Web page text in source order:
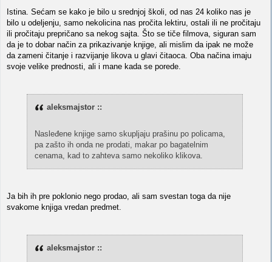
Istina. Sećam se kako je bilo u srednjoj školi, od nas 24 koliko nas je
bilo u odeljenju, samo nekolicina nas pročita lektiru, ostali ili ne pročitaju
ili pročitaju prepričano sa nekog sajta. Što se tiče filmova, siguran sam
da je to dobar način za prikazivanje knjige, ali mislim da ipak ne može
da zameni čitanje i razvijanje likova u glavi čitaoca. Oba načina imaju
svoje velike prednosti, ali i mane kada se porede.
aleksmajstor ::
Nasleđene knjige samo skupljaju prašinu po policama,
pa zašto ih onda ne prodati, makar po bagatelnim
cenama, kad to zahteva samo nekoliko klikova.
Ja bih ih pre poklonio nego prodao, ali sam svestan toga da nije
svakome knjiga vredan predmet.
aleksmajstor ::